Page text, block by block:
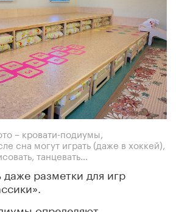
– кровати-подиумы,
сна могут играть (даже в хоккей),
танцевать…
разметки для игр